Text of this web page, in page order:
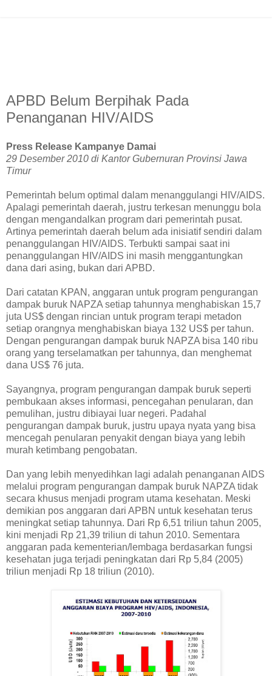
APBD Belum Berpihak Pada
Penanganan HIV/AIDS
Press Release Kampanye Damai
29 Desember 2010 di Kantor Gubernuran Provinsi Jawa
Timur
Pemerintah belum optimal dalam menanggulangi HIV/AIDS.
Apalagi pemerintah daerah, justru terkesan menunggu bola
dengan mengandalkan program dari pemerintah pusat.
Artinya pemerintah daerah belum ada inisiatif sendiri dalam
penanggulangan HIV/AIDS. Terbukti sampai saat ini
penanggulangan HIV/AIDS ini masih menggantungkan
dana dari asing, bukan dari APBD.
Dari catatan KPAN, anggaran untuk program pengurangan
dampak buruk NAPZA setiap tahunnya menghabiskan 15,7
juta US$ dengan rincian untuk program terapi metadon
setiap orangnya menghabiskan biaya 132 US$ per tahun.
Dengan pengurangan dampak buruk NAPZA bisa 140 ribu
orang yang terselamatkan per tahunnya, dan menghemat
dana US$ 76 juta.
Sayangnya, program pengurangan dampak buruk seperti
pembukaan akses informasi, pencegahan penularan, dan
pemulihan, justru dibiayai luar negeri. Padahal
pengurangan dampak buruk, justru upaya nyata yang bisa
mencegah penularan penyakit dengan biaya yang lebih
murah ketimbang pengobatan.
Dan yang lebih menyedihkan lagi adalah penanganan AIDS
melalui program pengurangan dampak buruk NAPZA tidak
secara khusus menjadi program utama kesehatan. Meski
demikian pos anggaran dari APBN untuk kesehatan terus
meningkat setiap tahunnya. Dari Rp 6,51 triliun tahun 2005,
kini menjadi Rp 21,39 triliun di tahun 2010. Sementara
anggaran pada kementerian/lembaga berdasarkan fungsi
kesehatan juga terjadi peningkatan dari Rp 5,84 (2005)
triliun menjadi Rp 18 triliun (2010).